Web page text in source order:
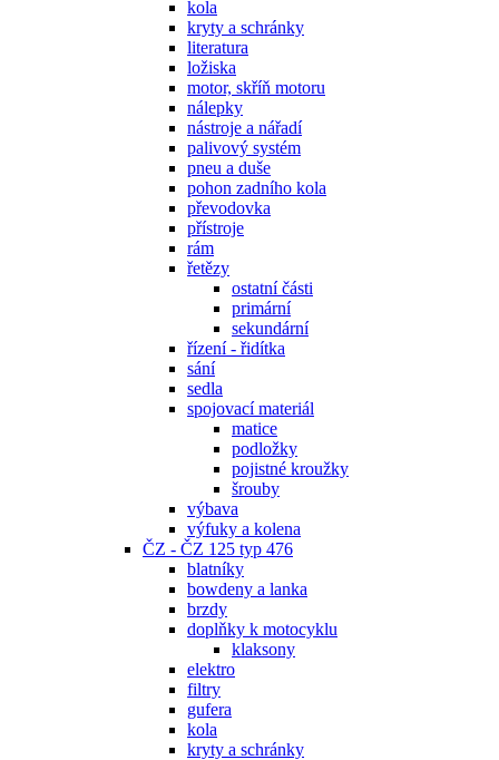
kola
kryty a schránky
literatura
ložiska
motor, skříň motoru
nálepky
nástroje a nářadí
palivový systém
pneu a duše
pohon zadního kola
převodovka
přístroje
rám
řetězy
ostatní části
primární
sekundární
řízení - řidítka
sání
sedla
spojovací materiál
matice
podložky
pojistné kroužky
šrouby
výbava
výfuky a kolena
ČZ - ČZ 125 typ 476
blatníky
bowdeny a lanka
brzdy
doplňky k motocyklu
klaksony
elektro
filtry
gufera
kola
kryty a schránky